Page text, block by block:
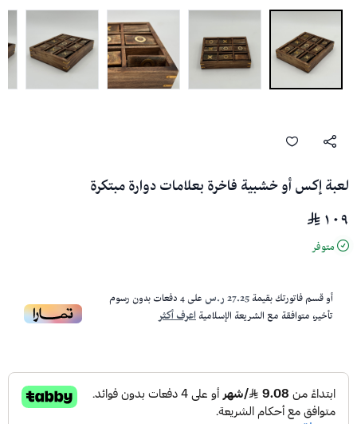
لعبة إكس أو خشبية فاخرة بعلامات دوارة مبتكرة
١٠٩
متوفر
أو قسم فاتورتك بقيمة27.25 ر.س على4دفعات بدون رسوم
تأخير، متوافقة مع الشريعة الإسلاميةاعرف أكثر